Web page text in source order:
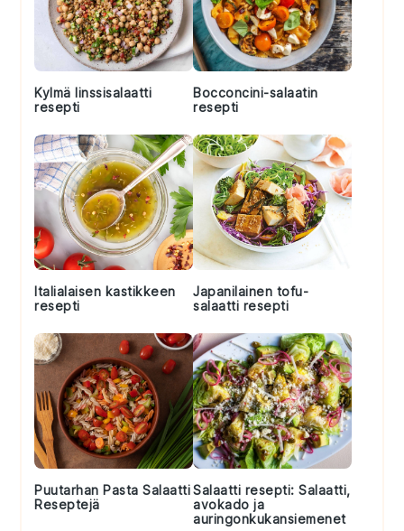
Kylmä linssisalaatti
resepti
Bocconcini-salaatin
resepti
Italialaisen kastikkeen
resepti
Japanilainen tofu-
salaatti resepti
Puutarhan Pasta Salaatti
Reseptejä
Salaatti resepti: Salaatti,
avokado ja
auringonkukansiemenet